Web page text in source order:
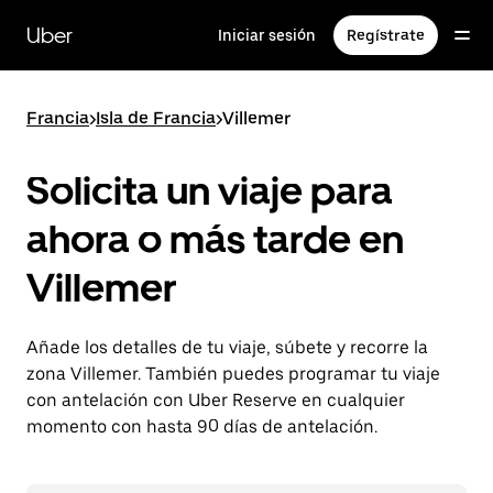
contenido
principal
Uber Iniciar sesión Regístrate
Francia>Isla de Francia>Villemer
Solicita un viaje para
ahora o más tarde en
Villemer
Añade los detalles de tu viaje, súbete y recorre la
zona Villemer. También puedes programar tu viaje
con antelación con Uber Reserve en cualquier
momento con hasta 90 días de antelación.